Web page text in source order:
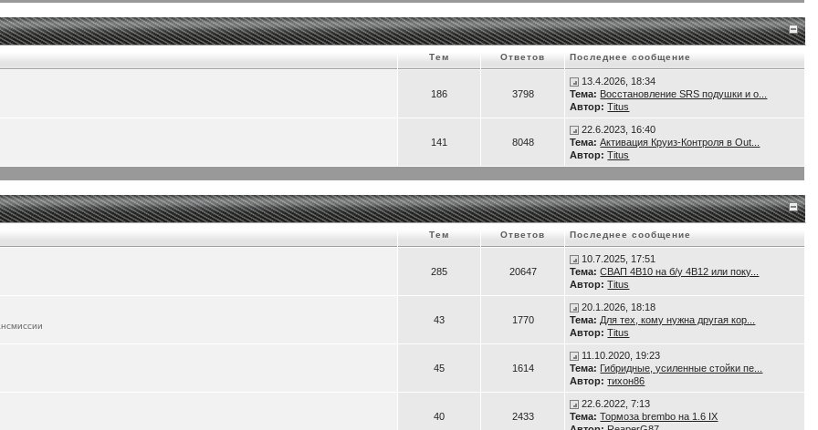
Тем Ответов Последнее сообщение
186 3798
13.4.2026, 18:34
Тема: Восстановление SRS подушки и о...
Автор: Titus
141 8048
22.6.2023, 16:40
Тема: Активация Круиз-Контроля в Out...
Автор: Titus
Тем Ответов Последнее сообщение
285 20647
10.7.2025, 17:51
Тема: СВАП 4B10 на б/у 4B12 или поку...
Автор: Titus
43 1770
20.1.2026, 18:18
Тема: Для тех, кому нужна другая кор...
Автор: Titus
45 1614
11.10.2020, 19:23
Тема: Гибридные, усиленные стойки пе...
Автор: тихон86
40 2433
22.6.2022, 7:13
Тема: Тормоза brembo на 1.6 IX